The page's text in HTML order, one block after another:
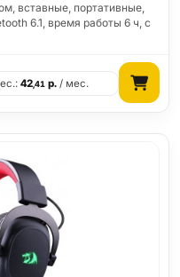
вставные, портативные,
6.1, время работы 6 ч, с
42,41 р. / мес.